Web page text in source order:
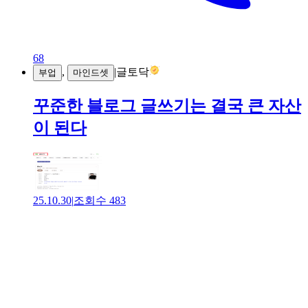
68
부업 , 마인드셋 |글토닥
꾸준한 블로그 글쓰기는 결국 큰 자산
이 된다
25.10.30|조회수 483